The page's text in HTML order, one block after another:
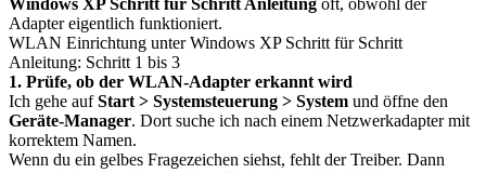
Windows XP Schritt für Schritt Anleitung oft, obwohl der
Adapter eigentlich funktioniert.
WLAN Einrichtung unter Windows XP Schritt für Schritt
Anleitung: Schritt 1 bis 3
1. Prüfe, ob der WLAN-Adapter erkannt wird
Ich gehe aufStart > Systemsteuerung > System und öffne den
Geräte-Manager. Dort suche ich nach einem Netzwerkadapter mit
korrektem Namen.
Wenn du ein gelbes Fragezeichen siehst, fehlt der Treiber. Dann